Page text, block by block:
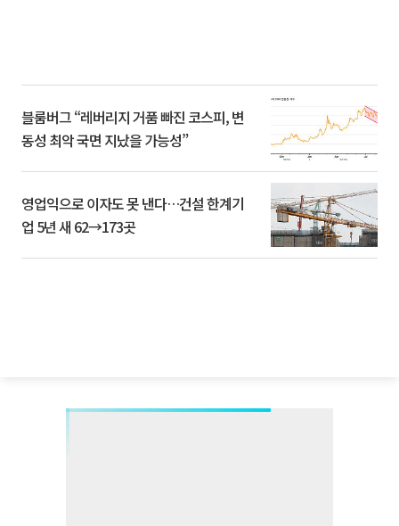
블룸버그 “레버리지 거품 빠진 코스피, 변
동성 최악 국면 지났을 가능성”
영업익으로 이자도 못 낸다…건설 한계기
업 5년 새 62→173곳